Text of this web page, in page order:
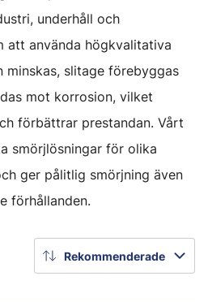
underhåll och
att använda högkvalitativa
minskas, slitage förebyggas
mot korrosion, vilket
förbättrar prestandan. Vårt
smörjlösningar för olika
ger pålitlig smörjning även
förhållanden.
Rekommenderade